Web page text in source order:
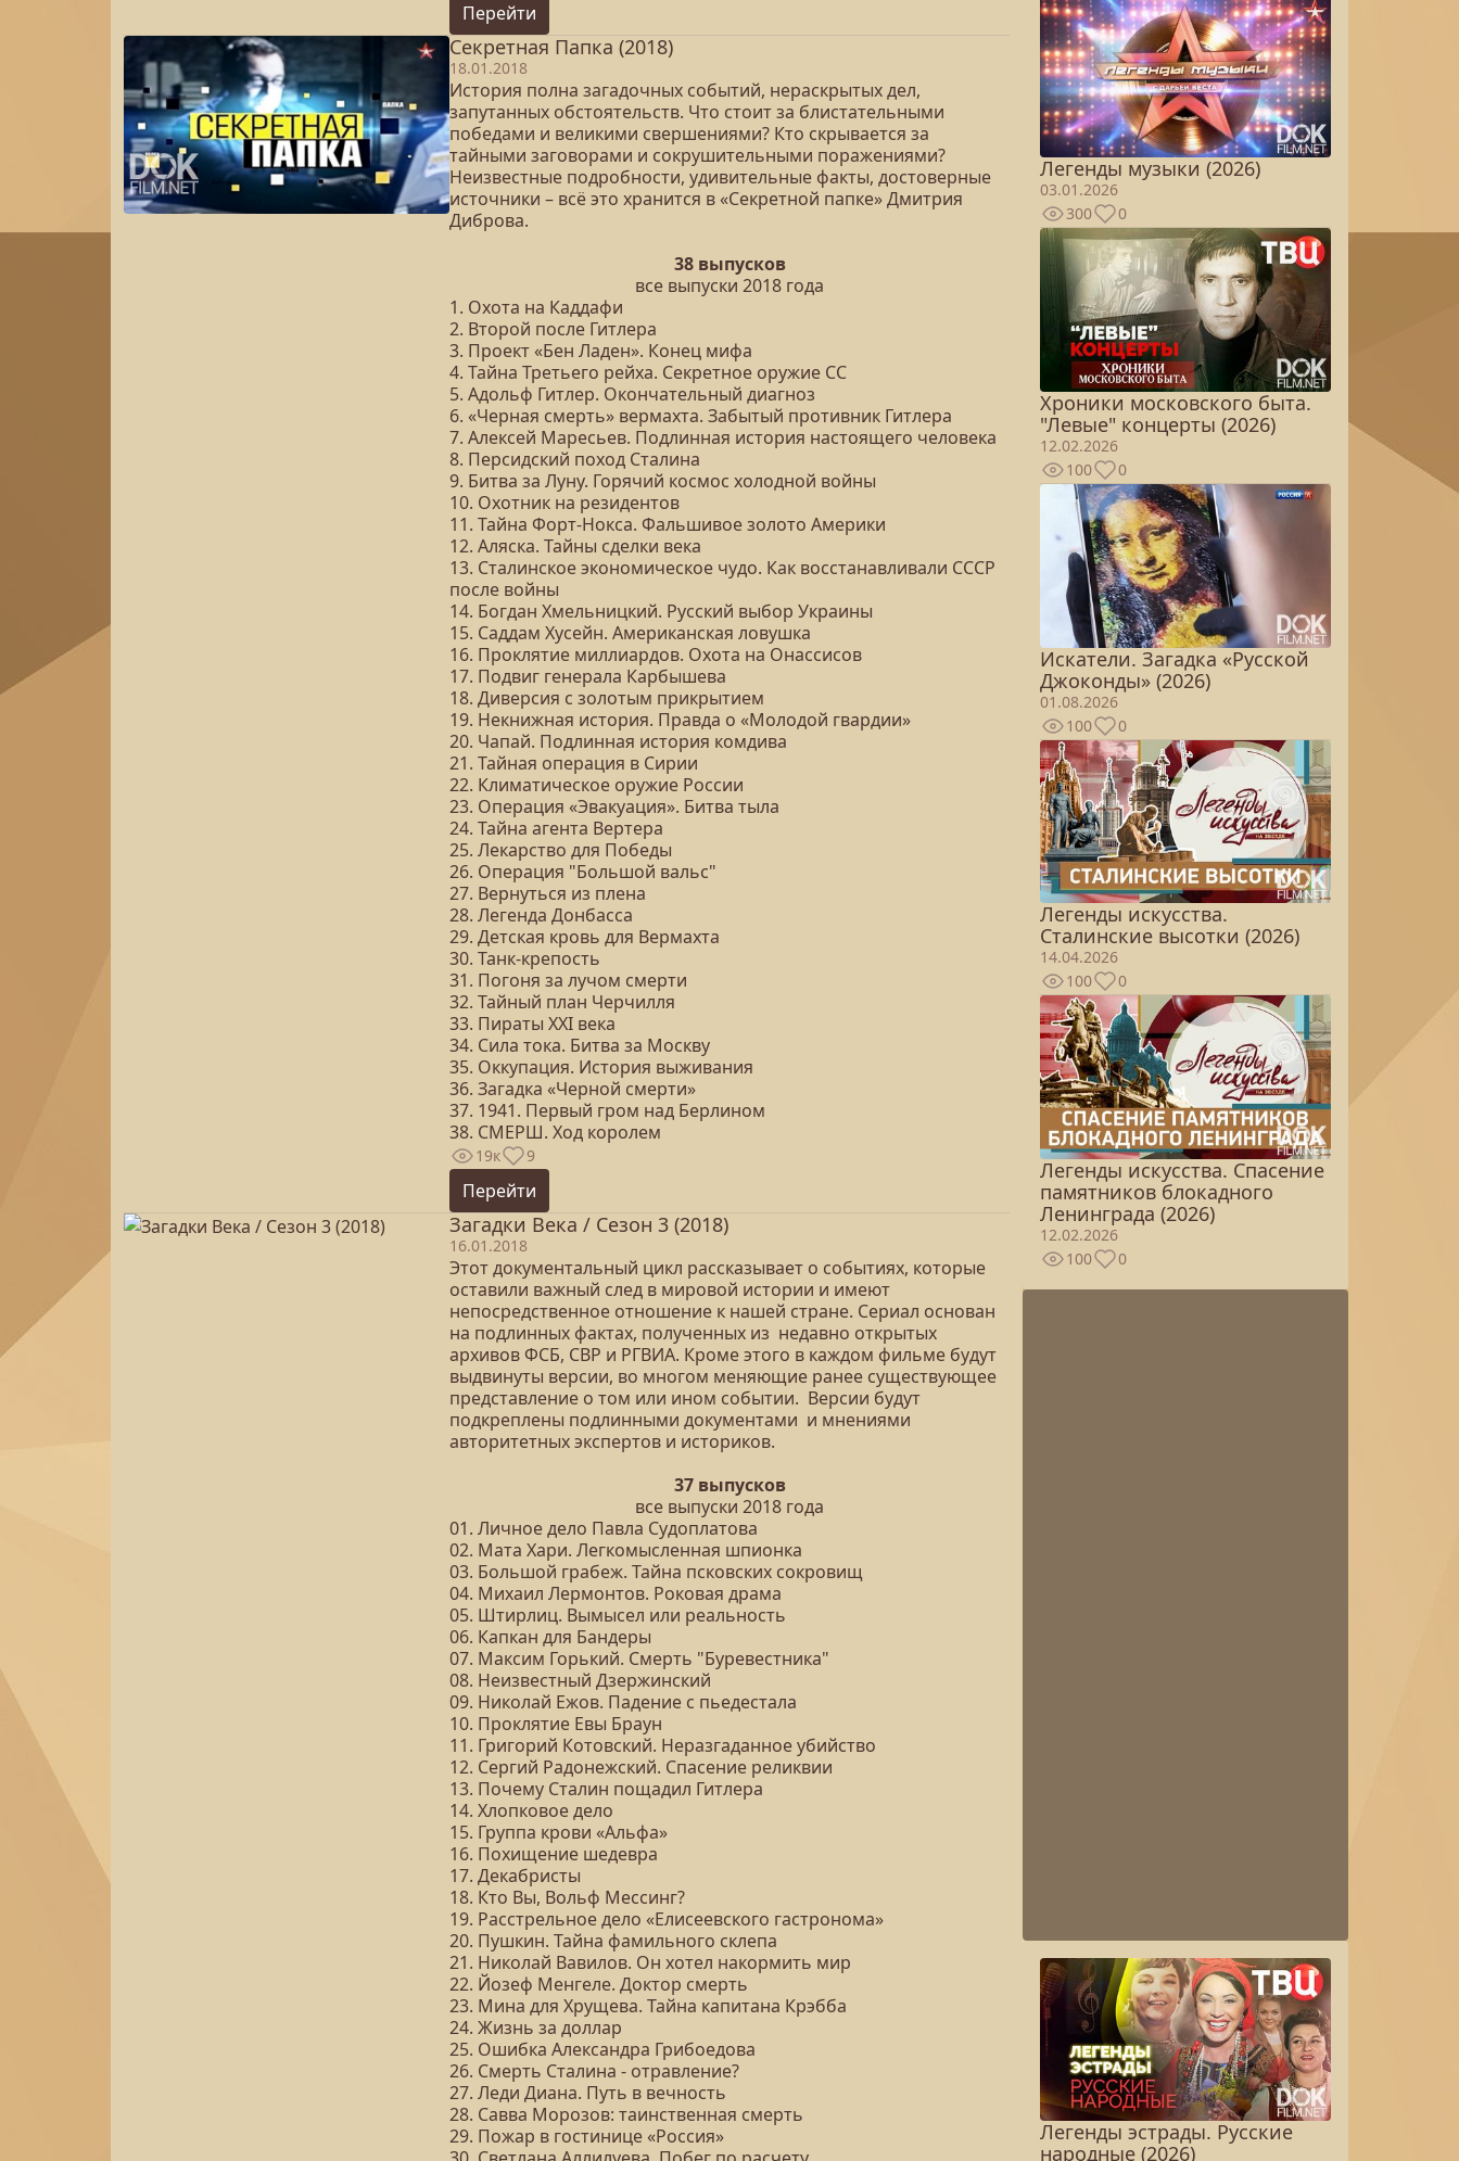
Перейти
Секретная Папка (2018)
18.01.2018
История полна загадочных событий, нераскрытых дел,
запутанных обстоятельств. Что стоит за блистательными
победами и великими свершениями? Кто скрывается за
тайными заговорами и сокрушительными поражениями?
Неизвестные подробности, удивительные факты, достоверные
источники – всё это хранится в «Секретной папке» Дмитрия
Диброва.
38 выпусков
все выпуски 2018 года
1. Охота на Каддафи
2. Второй после Гитлера
3. Проект «Бен Ладен». Конец мифа
4. Тайна Третьего рейха. Секретное оружие СС
5. Адольф Гитлер. Окончательный диагноз
6. «Черная смерть» вермахта. Забытый противник Гитлера
7. Алексей Маресьев. Подлинная история настоящего человека
8. Персидский поход Сталина
9. Битва за Луну. Горячий космос холодной войны
10. Охотник на резидентов
11. Тайна Форт-Нокса. Фальшивое золото Америки
12. Аляска. Тайны сделки века
13. Сталинское экономическое чудо. Как восстанавливали СССР
после войны
14. Богдан Хмельницкий. Русский выбор Украины
15. Саддам Хусейн. Американская ловушка
16. Проклятие миллиардов. Охота на Онассисов
17. Подвиг генерала Карбышева
18. Диверсия с золотым прикрытием
19. Некнижная история. Правда о «Молодой гвардии»
20. Чапай. Подлинная история комдива
21. Тайная операция в Сирии
22. Климатическое оружие России
23. Операция «Эвакуация». Битва тыла
24. Тайна агента Вертера
25. Лекарство для Победы
26. Операция "Большой вальс"
27. Вернуться из плена
28. Легенда Донбасса
29. Детская кровь для Вермахта
30. Танк-крепость
31. Погоня за лучом смерти
32. Тайный план Черчилля
33. Пираты ХХI века
34. Сила тока. Битва за Москву
35. Оккупация. История выживания
36. Загадка «Черной смерти»
37. 1941. Первый гром над Берлином
38. СМЕРШ. Ход королем
19к 9
Перейти
Загадки Века / Сезон 3 (2018)
16.01.2018
Этот документальный цикл рассказывает о событиях, которые
оставили важный след в мировой истории и имеют
непосредственное отношение к нашей стране. Сериал основан
на подлинных фактах, полученных из недавно открытых
архивов ФСБ, СВР и РГВИА. Кроме этого в каждом фильме будут
выдвинуты версии, во многом меняющие ранее существующее
представление о том или ином событии. Версии будут
подкреплены подлинными документами и мнениями
авторитетных экспертов и историков.
37 выпусков
все выпуски 2018 года
01. Личное дело Павла Судоплатова
02. Мата Хари. Легкомысленная шпионка
03. Большой грабеж. Тайна псковских сокровищ
04. Михаил Лермонтов. Роковая драма
05. Штирлиц. Вымысел или реальность
06. Капкан для Бандеры
07. Максим Горький. Смерть "Буревестника"
08. Неизвестный Дзержинский
09. Николай Ежов. Падение с пьедестала
10. Проклятие Евы Браун
11. Григорий Котовский. Неразгаданное убийство
12. Сергий Радонежский. Спасение реликвии
13. Почему Сталин пощадил Гитлера
14. Хлопковое дело
15. Группа крови «Альфа»
16. Похищение шедевра
17. Декабристы
18. Кто Вы, Вольф Мессинг?
19. Расстрельное дело «Елисеевского гастронома»
20. Пушкин. Тайна фамильного склепа
21. Николай Вавилов. Он хотел накормить мир
22. Йозеф Менгеле. Доктор смерть
23. Мина для Хрущева. Тайна капитана Крэбба
24. Жизнь за доллар
25. Ошибка Александра Грибоедова
26. Смерть Сталина - отравление?
27. Леди Диана. Путь в вечность
28. Савва Морозов: таинственная смерть
29. Пожар в гостинице «Россия»
Легенды музыки (2026)
03.01.2026
300
0
Хроники московского быта.
"Левые" концерты (2026)
12.02.2026
100
0
Искатели. Загадка «Русской
Джоконды» (2026)
01.08.2026
100
0
Легенды искусства.
Сталинские высотки (2026)
14.04.2026
100
0
Легенды искусства. Спасение
памятников блокадного
Ленинграда (2026)
12.02.2026
100
0
Легенды эстрады. Русские
народные (2026)